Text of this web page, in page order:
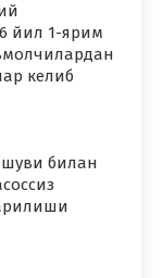
йил 1-ярим
келиб
билан